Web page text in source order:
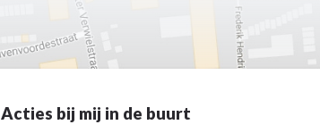
Acties bij mij in de buurt